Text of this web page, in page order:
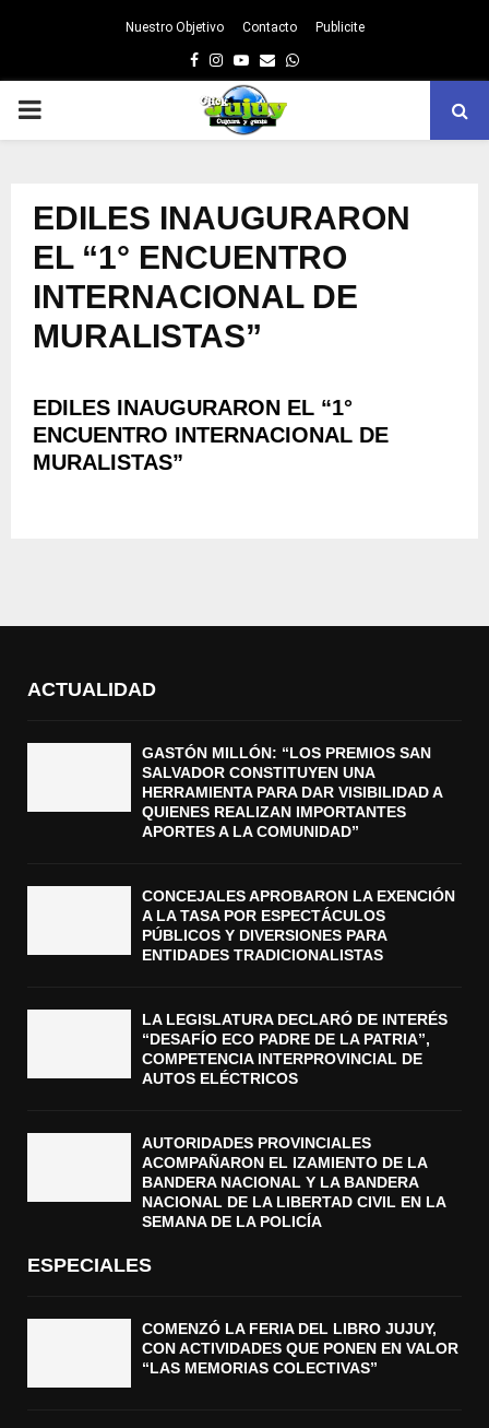
Nuestro Objetivo Contacto Publicite
Facebook
Instagram
Youtube
EmailWhatsapp
PRIMARY
EDILES INAUGURARON
EL “1° ENCUENTRO
INTERNACIONAL DE
MURALISTAS”
EDILES INAUGURARON EL “1°
ENCUENTRO INTERNACIONAL DE
MURALISTAS”
ACTUALIDAD
GASTÓN MILLÓN: “LOS PREMIOS SAN
SALVADOR CONSTITUYEN UNA
HERRAMIENTA PARA DAR VISIBILIDAD A
QUIENES REALIZAN IMPORTANTES
APORTES A LA COMUNIDAD”
CONCEJALES APROBARON LA EXENCIÓN
A LA TASA POR ESPECTÁCULOS
PÚBLICOS Y DIVERSIONES PARA
ENTIDADES TRADICIONALISTAS
LA LEGISLATURA DECLARÓ DE INTERÉS
“DESAFÍO ECO PADRE DE LA PATRIA”,
COMPETENCIA INTERPROVINCIAL DE
AUTOS ELÉCTRICOS
AUTORIDADES PROVINCIALES
ACOMPAÑARON EL IZAMIENTO DE LA
BANDERA NACIONAL Y LA BANDERA
NACIONAL DE LA LIBERTAD CIVIL EN LA
SEMANA DE LA POLICÍA
ESPECIALES
COMENZÓ LA FERIA DEL LIBRO JUJUY,
CON ACTIVIDADES QUE PONEN EN VALOR
“LAS MEMORIAS COLECTIVAS”